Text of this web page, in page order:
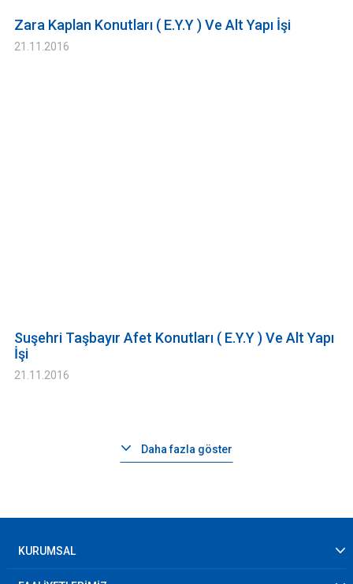
Zara Kaplan Konutları ( E.Y.Y ) Ve Alt Yapı İşi
21.11.2016
Suşehri Taşbayır Afet Konutları ( E.Y.Y ) Ve Alt Yapı
İşi
21.11.2016
Daha fazla göster
KURUMSAL